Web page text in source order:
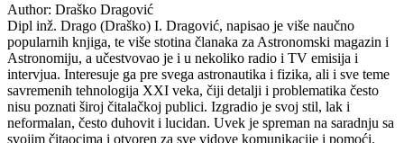
Author: Draško Dragović
Dipl inž. Drago (Draško) I. Dragović, napisao je više naučno
popularnih knjiga, te više stotina članaka za Astronomski magazin i
Astronomiju, a učestvovao je i u nekoliko radio i TV emisija i
intervjua. Interesuje ga pre svega astronautika i fizika, ali i sve teme
savremenih tehnologija XXI veka, čiji detalji i problematika često
nisu poznati široj čitalačkoj publici. Izgradio je svoj stil, lak i
neformalan, često duhovit i lucidan. Uvek je spreman na saradnju sa
svojim čitaocima i otvoren za sve vidove komunikacije i pomoći.